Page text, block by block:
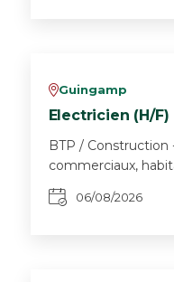
vGuingamp
Electricien (H/F)
BTP /
commerciaux,
06/08/2026